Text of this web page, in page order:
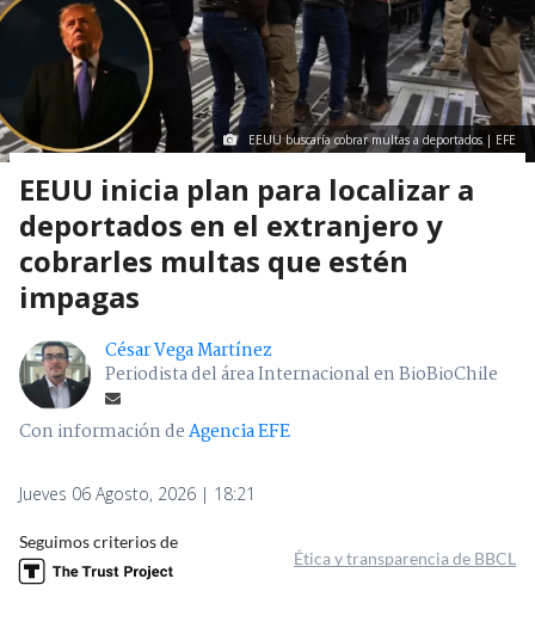
EEUU buscaría cobrar multas a deportados | EFE
EEUU inicia plan para localizar a
deportados en el extranjero y
cobrarles multas que estén
impagas
César Vega Martínez
Periodista del área Internacional en BioBioChile
Con información deAgencia EFE
Jueves 06 Agosto, 2026 | 18:21
Seguimos criterios de
Ética y transparencia de BBCL